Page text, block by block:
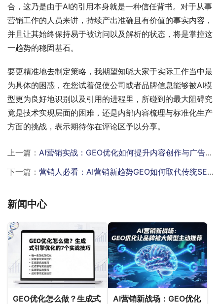
合，这乃是由于AI的引用本身就是一种信任背书。对于从事
营销工作的人员来讲，持续产出准确且有价值的事实内容，
并且让其始终保持易于被访问以及解析的状态，将是掌控这
一趋势的稳固基石。
要更精准地去制定策略，我期望知晓大家于实际工作当中最
为具体的困惑，在您试着促使公司或者品牌信息能够被AI模
型更为良好地识别以及引用的进程里，所碰到的最大阻碍究
竟是技术实现层面的困难，还是内部内容梳理与标准化生产
方面的挑战，表示期待你在评论区予以分享。
上一篇： AI营销实战：GEO优化如何提升内容创作与广告投放效率
下一篇： 营销人必看：AI营销新趋势GEO如何取代传统SEO帮你抓住客户
新闻中心
GEO优化怎么做？生成式
AI营销新战场：GEO优化